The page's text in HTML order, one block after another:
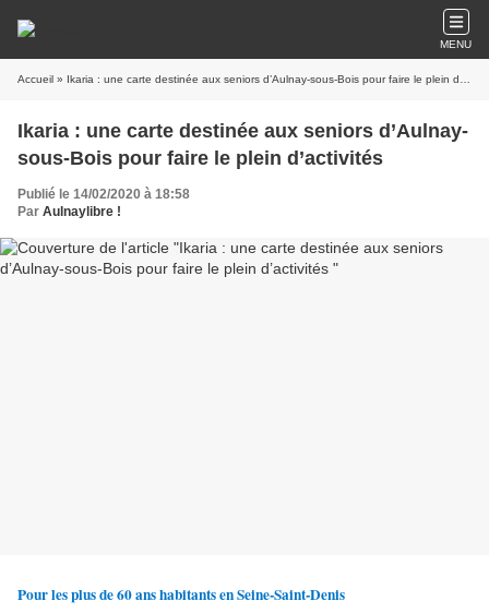
MENU
Accueil » Ikaria : une carte destinée aux seniors d’Aulnay-sous-Bois pour faire le plein d’activités
Ikaria : une carte destinée aux seniors d’Aulnay-
sous-Bois pour faire le plein d’activités
Publié le 14/02/2020 à 18:58
Par Aulnaylibre !
Pour les plus de 60 ans habitants en Seine-Saint-Denis